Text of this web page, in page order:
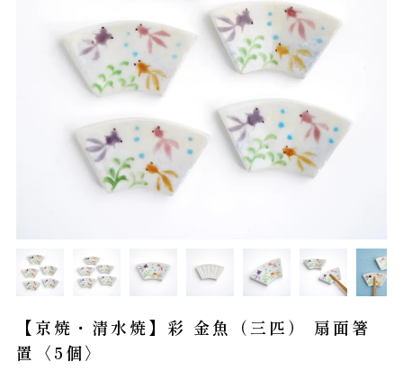
【京焼・清水焼】彩 金魚（三匹） 扇面箸
置〈5個〉